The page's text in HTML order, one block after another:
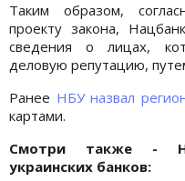
Таким образом,
проекту закона,
сведения о лицах,
деловую репутацию,
Ранее НБУ назвал
картами.
Смотри также -
украинских банков: